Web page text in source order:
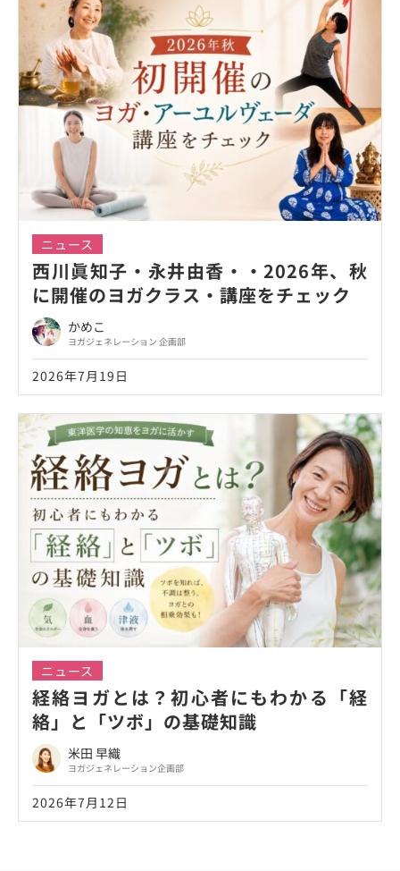
ニュース
西川眞知子・永井由香・・2026年、秋
に開催のヨガクラス・講座をチェック
かめこ
ヨガジェネレーション 企画部
2026年7月19日
ニュース
経絡ヨガとは？初心者にもわかる「経
絡」と「ツボ」の基礎知識
米田 早織
ヨガジェネレーション企画部
2026年7月12日